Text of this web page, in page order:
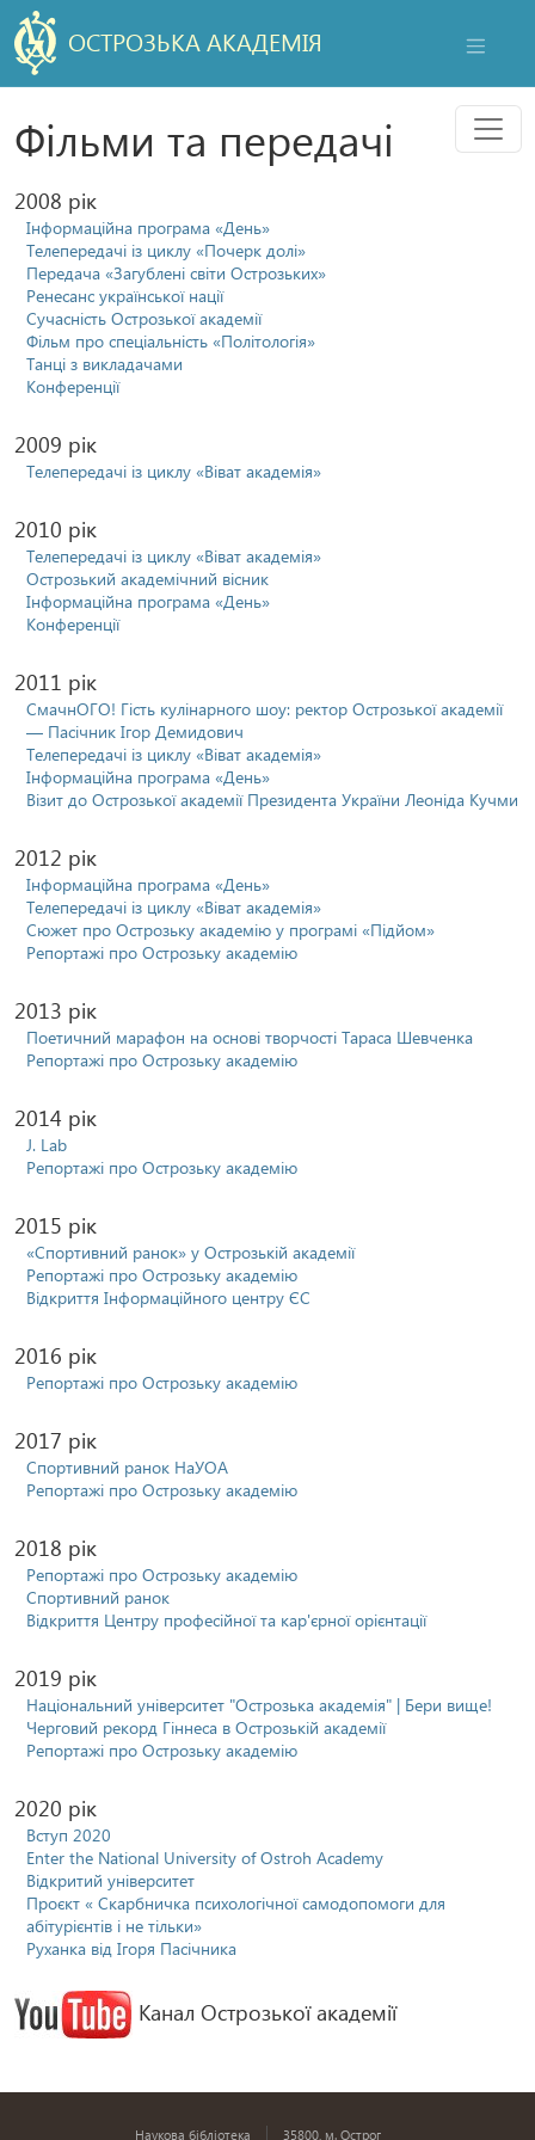
ОСТРОЗЬКА АКАДЕМІЯ
Фільми та передачі Меню
2008 рік
Інформаційна програма «День»
Телепередачі із циклу «Почерк долі»
Передача «Загублені світи Острозьких»
Ренесанс української нації
Сучасність Острозької академії
Фільм про спеціальність «Політологія»
Танці з викладачами
Конференції
2009 рік
Телепередачі із циклу «Віват академія»
2010 рік
Телепередачі із циклу «Віват академія»
Острозький академічний вісник
Інформаційна програма «День»
Конференції
2011 рік
СмачнОГО! Гість кулінарного шоу: ректор Острозької академії
— Пасічник Ігор Демидович
Телепередачі із циклу «Віват академія»
Інформаційна програма «День»
Візит до Острозької академії Президента України Леоніда Кучми
2012 рік
Інформаційна програма «День»
Телепередачі із циклу «Віват академія»
Сюжет про Острозьку академію у програмі «Підйом»
Репортажі про Острозьку академію
2013 рік
Поетичний марафон на основі творчості Тараса Шевченка
Репортажі про Острозьку академію
2014 рік
J. Lab
Репортажі про Острозьку академію
2015 рік
«Спортивний ранок» у Острозькій академії
Репортажі про Острозьку академію
Відкриття Інформаційного центру ЄС
2016 рік
Репортажі про Острозьку академію
2017 рік
Спортивний ранок НаУОА
Репортажі про Острозьку академію
2018 рік
Репортажі про Острозьку академію
Спортивний ранок
Відкриття Центру професійної та кар'єрної орієнтації
2019 рік
Національний університет "Острозька академія" | Бери вище!
Черговий рекорд Гіннеса в Острозькій академії
Репортажі про Острозьку академію
2020 рік
Вступ 2020
Еnter the National University of Ostroh Academy
Відкритий університет
Проєкт « Скарбничка психологічної самодопомоги для
абітурієнтів і не тільки»
Руханка від Ігоря Пасічника
Канал Острозької академії
Наукова бібліотека 35800, м. Острог